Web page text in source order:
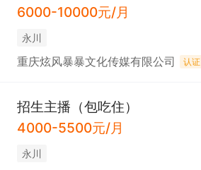
6000-10000元/月
永川
重庆炫风暴暴文化传媒有限公司 认证
招生主播（包吃住）
4000-5500元/月
永川